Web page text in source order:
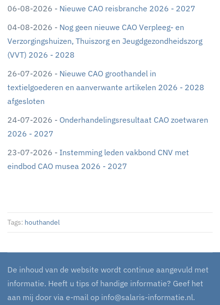
06-08-2026 - Nieuwe CAO reisbranche 2026 - 2027
04-08-2026 - Nog geen nieuwe CAO Verpleeg- en
Verzorgingshuizen, Thuiszorg en Jeugdgezondheidszorg
(VVT) 2026 - 2028
26-07-2026 - Nieuwe CAO groothandel in
textielgoederen en aanverwante artikelen 2026 - 2028
afgesloten
24-07-2026 - Onderhandelingsresultaat CAO zoetwaren
2026 - 2027
23-07-2026 - Instemming leden vakbond CNV met
eindbod CAO musea 2026 - 2027
Tags: houthandel
De inhoud van de website wordt continue aangevuld met
informatie. Heeft u tips of handige informatie? Geef het
aan mij door via e-mail op info@salaris-informatie.nl.